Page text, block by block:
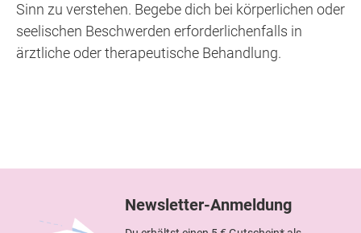
Sinn zu verstehen. Begebe dich bei körperlichen oder
seelischen Beschwerden erforderlichenfalls in
ärztliche oder therapeutische Behandlung.
Newsletter-Anmeldung